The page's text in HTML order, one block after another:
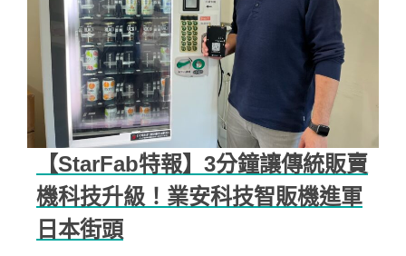
【StarFab特報】3分鐘讓傳統販賣
機科技升級！業安科技智販機進軍
日本街頭